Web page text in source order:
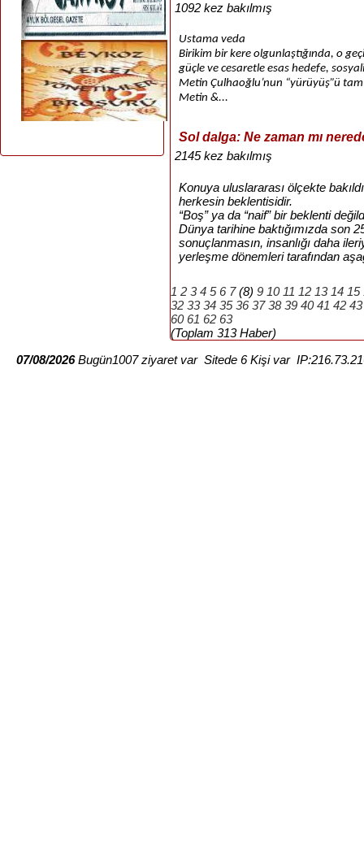
1092 kez bakılmış
Ustama veda
Birikim bir kere olgunlaştığında, o
güçle ve cesaretle esas hedefe,
Metin Çulhaoğlu’nun “yürüyüş”ü
Metin &...
Sol dalga: Ne zaman mı
2145 kez bakılmış
Konuya uluslararası ölçekte
herkesin beklentisidir.
“Boş” ya da “naif” bir beklenti
Dünya tarihine baktığımızda son
sonuçlanmasın, insanlığı daha
yerleşme dönemleri tarafından
1 2 3 4 5 6 7(8) 9 10 11 12 13 14 15
32 33 34 35 36 37 38 39 40 41 42 43
60 61 62 63
(Toplam 313 Haber)
07/08/2026Bugün1007 ziyaret var Sitede 6 Kişi var